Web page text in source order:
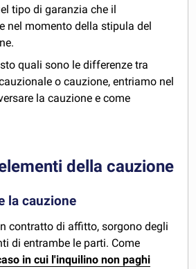
tipo di garanzia che il
nel momento della stipula del
quali sono le differenze tra
o cauzione, entriamo nel
la cauzione e come
della cauzione
la cauzione
contratto di affitto, sorgono degli
di entrambe le parti. Come
in cui l'inquilino non paghi